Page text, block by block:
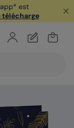
est
télécharge